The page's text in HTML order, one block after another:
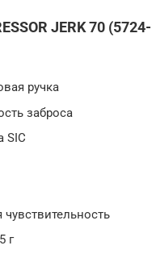
JERK 70
ручка
заброса
SIC
чувствительность
г